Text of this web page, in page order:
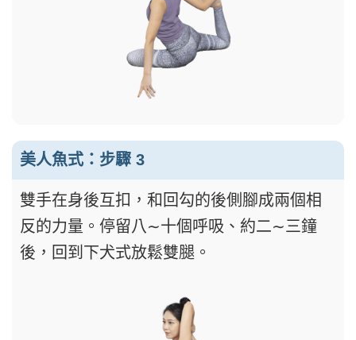
美人魚式：步驟 3
雙手在身後互扣，和回勾的後側腳成兩個相
反的力量。停留八∼十個呼吸、約二∼三鐘
後，回到下犬式放鬆雙腿。